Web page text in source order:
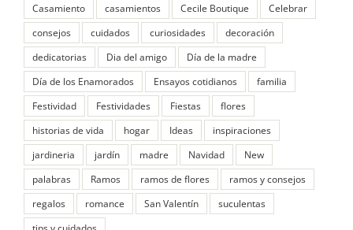
Casamiento
casamientos Cecile Boutique
Celebrar
consejos
cuidados curiosidades
decoración
dedicatorias
Dia del amigo
Día de la madre
Día de los Enamorados
Ensayos cotidianos
familia
Festividad
Festividades Fiestas
flores
historias de vida
hogar Ideas
inspiraciones
jardineria
jardín madre Navidad
New
palabras
Ramos ramos de flores
ramos y consejos
regalos
romance San Valentín
suculentas
tips y cuidados